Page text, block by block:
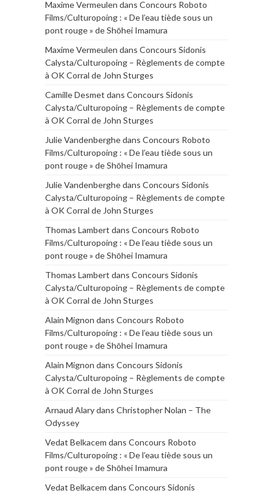
Maxime Vermeulen dans Concours Roboto
Films/Culturopoing : « De l’eau tiède sous un
pont rouge » de Shōhei Imamura
Maxime Vermeulen dans Concours Sidonis
Calysta/Culturopoing – Règlements de compte
à OK Corral de John Sturges
Camille Desmet dans Concours Sidonis
Calysta/Culturopoing – Règlements de compte
à OK Corral de John Sturges
Julie Vandenberghedans Concours Roboto
Films/Culturopoing : « De l’eau tiède sous un
pont rouge » de Shōhei Imamura
Julie Vandenberghedans Concours Sidonis
Calysta/Culturopoing – Règlements de compte
à OK Corral de John Sturges
Thomas Lambert dans Concours Roboto
Films/Culturopoing : « De l’eau tiède sous un
pont rouge » de Shōhei Imamura
Thomas Lambert dans Concours Sidonis
Calysta/Culturopoing – Règlements de compte
à OK Corral de John Sturges
Alain Mignon dans Concours Roboto
Films/Culturopoing : « De l’eau tiède sous un
pont rouge » de Shōhei Imamura
Alain Mignon dans Concours Sidonis
Calysta/Culturopoing – Règlements de compte
à OK Corral de John Sturges
Arnaud Alarydans Christopher Nolan – The
Odyssey
Vedat Belkacem dans Concours Roboto
Films/Culturopoing : « De l’eau tiède sous un
pont rouge » de Shōhei Imamura
Vedat Belkacem dans Concours Sidonis